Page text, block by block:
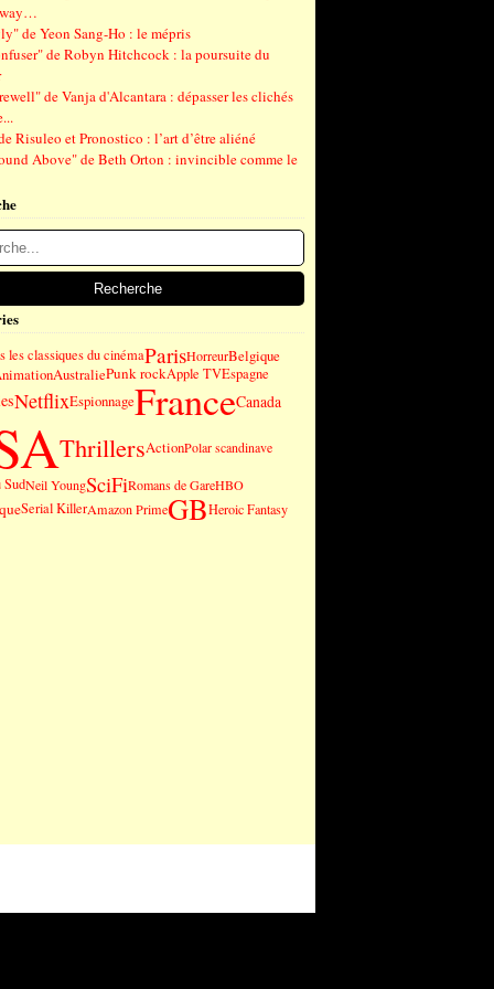
de Yeon Sang-Ho : le mépris
de Robyn Hitchcock : la poursuite du
de Vanja d'Alcantara : dépasser les clichés
Risuleo et Pronostico : l’art d’être aliéné
Above" de Beth Orton : invincible comme le
les classiques du cinémaParisHorreurBelgique
AustraliePunk rockApple TVEspagne
NetflixEspionnageFranceCanada
ThrillersActionPolar scandinave
SudNeil YoungSciFiRomans de GareHBO
Serial KillerAmazon PrimeGBHeroic Fantasy